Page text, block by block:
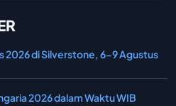
2026 di Silverstone, 6-9 Agustus
2026 dalam Waktu WIB